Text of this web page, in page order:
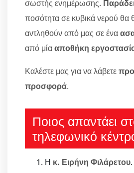
σωστής ενημέρωσης.
ποσότητα σε κυβικά νερού θα
αντληθούν από μας σε ένα
από μίααποθήκη
Καλέστε μας για να λάβετε
προσφορά.
Ποιος απαντάει
τηλεφωνικό
Η κ. Ειρήνη Φιλάρετου.